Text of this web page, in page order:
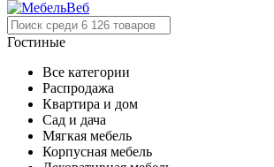
Гостиные
Все категории
Распродажа
Квартира и дом
Сад и дача
Мягкая мебель
Корпусная мебель